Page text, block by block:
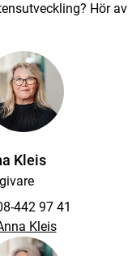
Hör av
Kleis
442 97 41
Kleis